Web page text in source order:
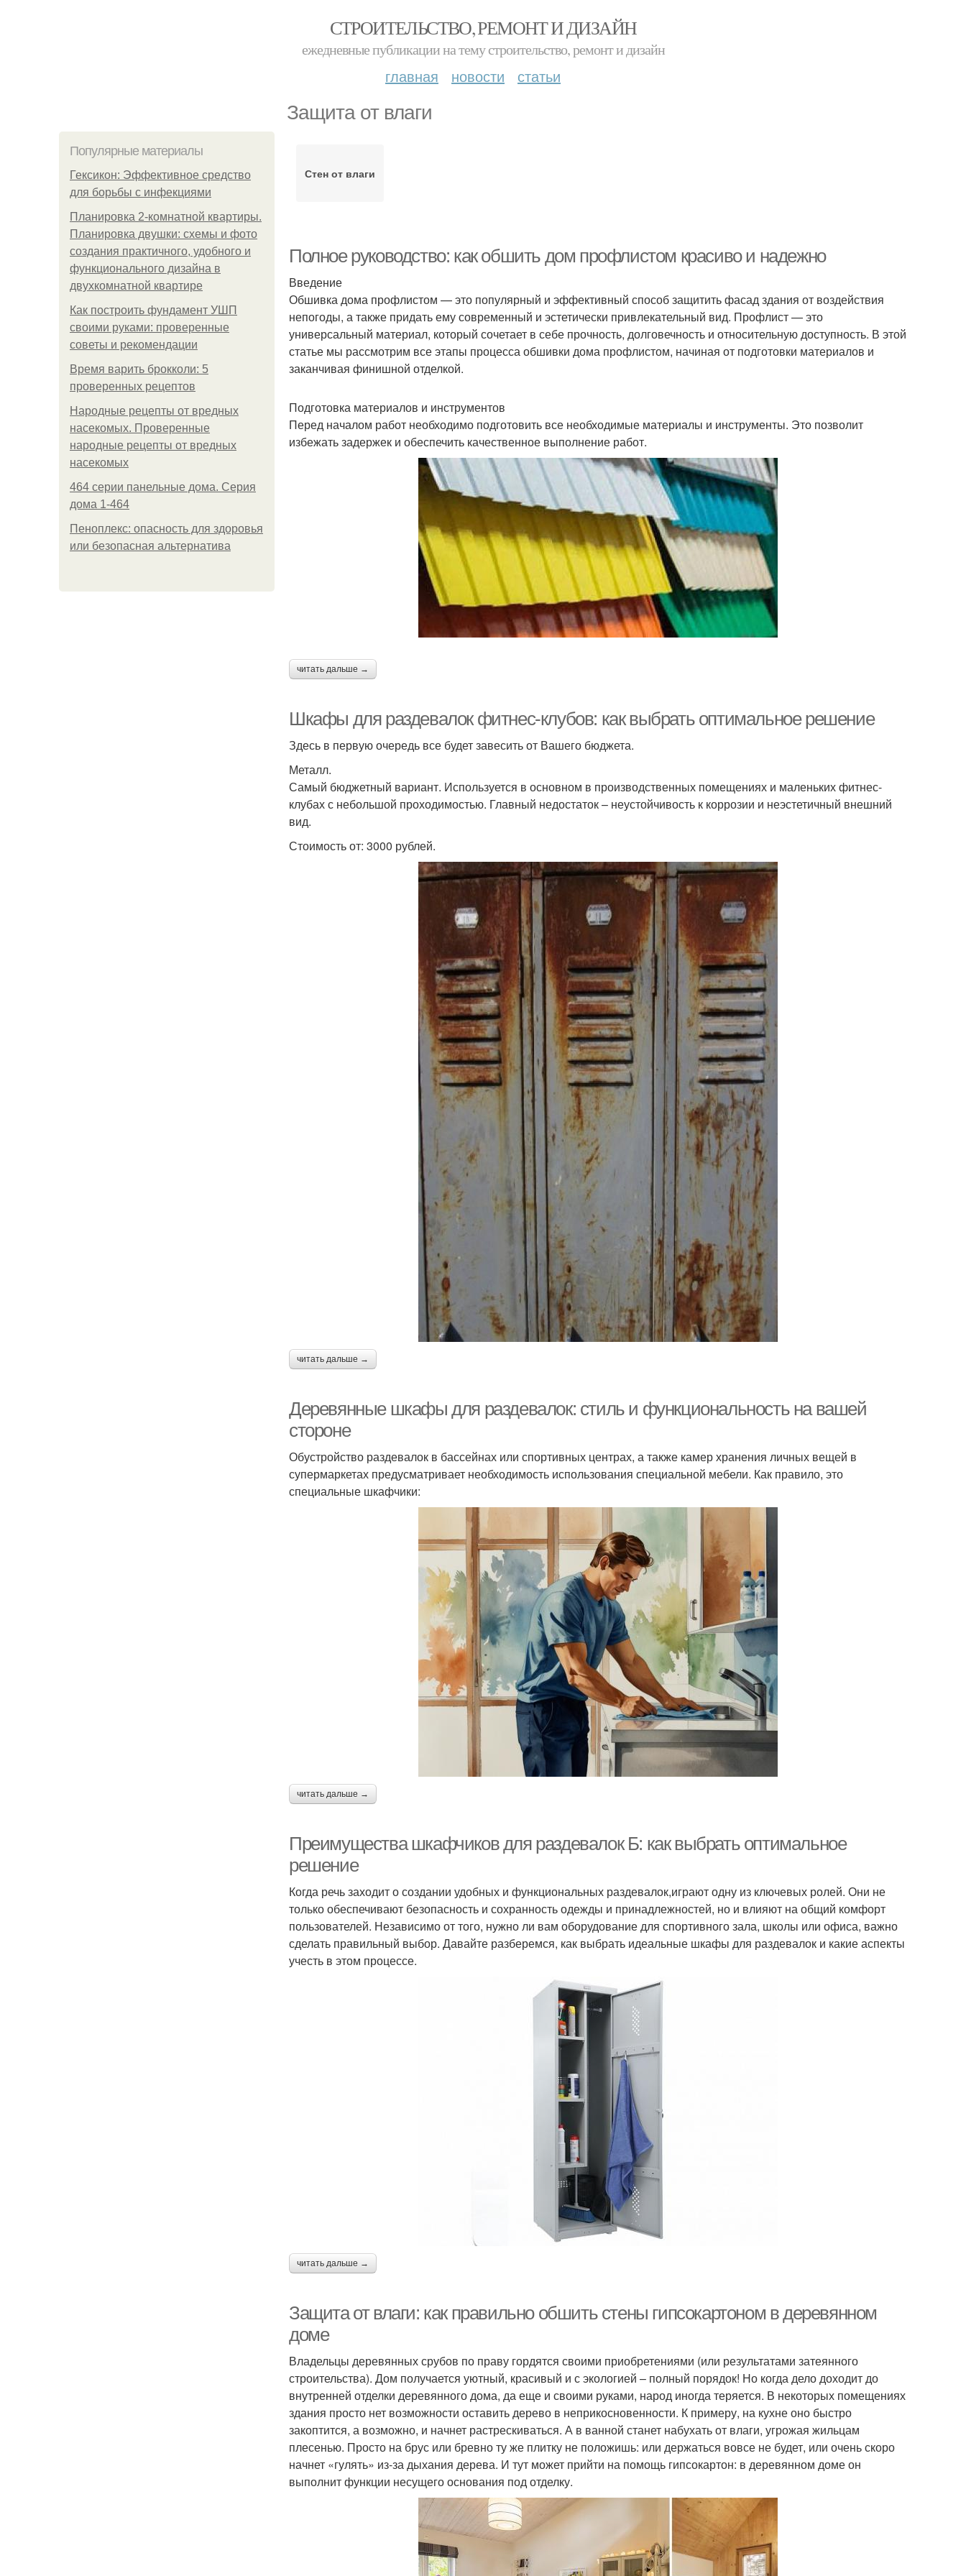
СТРОИТЕЛЬСТВО, РЕМОНТ И ДИЗАЙН
ежедневные публикации на тему строительство, ремонт и дизайн
главная новости статьи
Защита от влаги
Популярные материалы
Гексикон: Эффективное средство
для борьбы с инфекциями
Планировка 2-комнатной квартиры.
Планировка двушки: схемы и фото
создания практичного, удобного и
функционального дизайна в
двухкомнатной квартире
Как построить фундамент УШП
своими руками: проверенные
советы и рекомендации
Время варить брокколи: 5
проверенных рецептов
Народные рецепты от вредных
насекомых. Проверенные
народные рецепты от вредных
насекомых
464 серии панельные дома. Серия
дома 1-464
Пеноплекс: опасность для здоровья
или безопасная альтернатива
Стен от влаги
Полное руководство: как обшить дом профлистом красиво и надежно
Введение
Обшивка дома профлистом — это популярный и эффективный способ защитить фасад здания от воздействия
непогоды, а также придать ему современный и эстетически привлекательный вид. Профлист — это
универсальный материал, который сочетает в себе прочность, долговечность и относительную доступность. В этой
статье мы рассмотрим все этапы процесса обшивки дома профлистом, начиная от подготовки материалов и
заканчивая финишной отделкой.
Подготовка материалов и инструментов
Перед началом работ необходимо подготовить все необходимые материалы и инструменты. Это позволит
избежать задержек и обеспечить качественное выполнение работ.
читать дальше →
Шкафы для раздевалок фитнес-клубов: как выбрать оптимальное решение
Здесь в первую очередь все будет завесить от Вашего бюджета.
Металл.
Самый бюджетный вариант. Используется в основном в производственных помещениях и маленьких фитнес-
клубах с небольшой проходимостью. Главный недостаток – неустойчивость к коррозии и неэстетичный внешний
вид.
Стоимость от: 3000 рублей.
читать дальше →
Деревянные шкафы для раздевалок: стиль и функциональность на вашей
стороне
Обустройство раздевалок в бассейнах или спортивных центрах, а также камер хранения личных вещей в
супермаркетах предусматривает необходимость использования специальной мебели. Как правило, это
специальные шкафчики:
читать дальше →
Преимущества шкафчиков для раздевалок Б: как выбрать оптимальное
решение
Когда речь заходит о создании удобных и функциональных раздевалок,играют одну из ключевых ролей. Они не
только обеспечивают безопасность и сохранность одежды и принадлежностей, но и влияют на общий комфорт
пользователей. Независимо от того, нужно ли вам оборудование для спортивного зала, школы или офиса, важно
сделать правильный выбор. Давайте разберемся, как выбрать идеальные шкафы для раздевалок и какие аспекты
учесть в этом процессе.
читать дальше →
Защита от влаги: как правильно обшить стены гипсокартоном в деревянном
доме
Владельцы деревянных срубов по праву гордятся своими приобретениями (или результатами затеянного
строительства). Дом получается уютный, красивый и с экологией – полный порядок! Но когда дело доходит до
внутренней отделки деревянного дома, да еще и своими руками, народ иногда теряется. В некоторых помещениях
здания просто нет возможности оставить дерево в неприкосновенности. К примеру, на кухне оно быстро
закоптится, а возможно, и начнет растрескиваться. А в ванной станет набухать от влаги, угрожая жильцам
плесенью. Просто на брус или бревно ту же плитку не положишь: или держаться вовсе не будет, или очень скоро
начнет «гулять» из-за дыхания дерева. И тут может прийти на помощь гипсокартон: в деревянном доме он
выполнит функции несущего основания под отделку.